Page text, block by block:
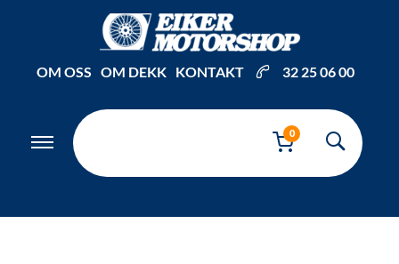
OM OSS OM DEKK KONTAKT 32 25 06 00
0